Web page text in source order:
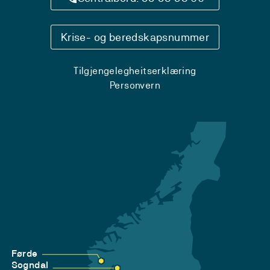
Krise- og beredskapsnummer
Tilgjengelegheitserklæring
Personvern
Førde
Sogndal